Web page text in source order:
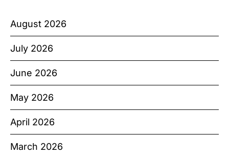
August 2026
July 2026
June 2026
May 2026
April 2026
March 2026